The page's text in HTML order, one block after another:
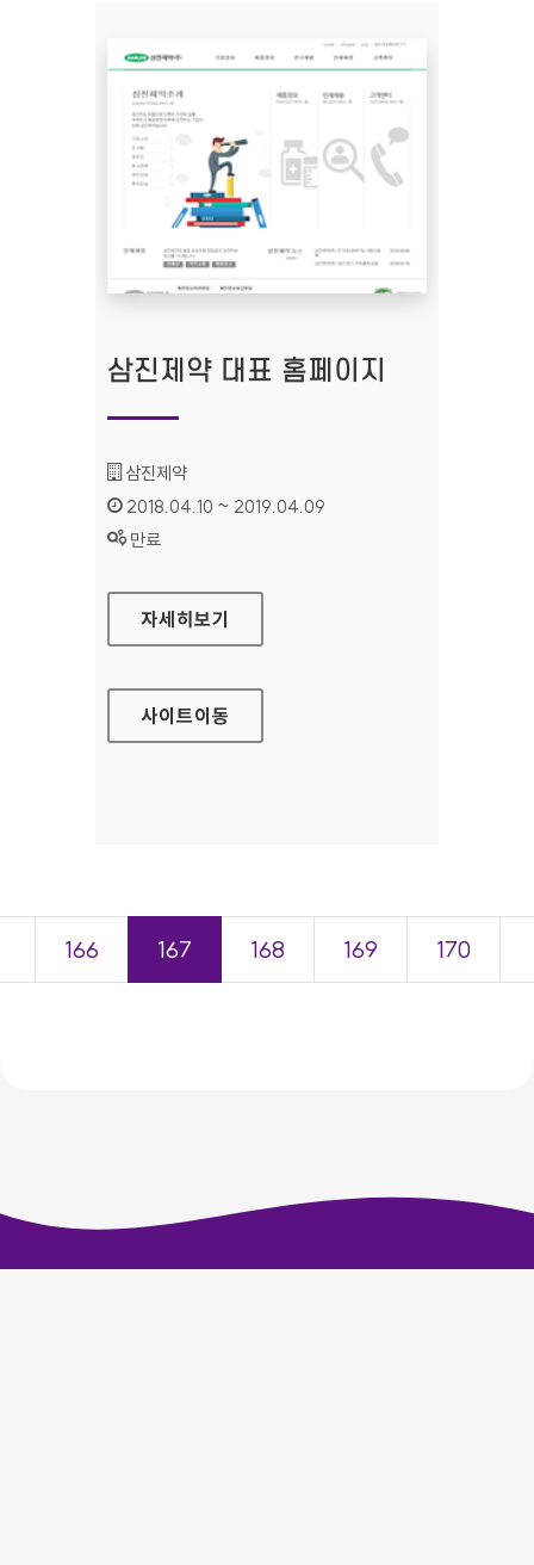
삼진제약 대표 홈페이지
기관명 :
삼진제약
인증기간 :
2018.04.10 ~ 2019.04.09
상태 :
만료
삼진제약 대표 홈페이지
자세히보기
사이트이동
166 167 168 169 170